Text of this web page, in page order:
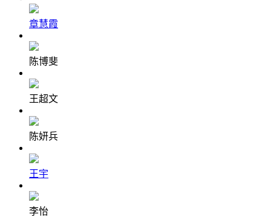
章慧霞
陈博斐
王超文
陈妍兵
王宇
李怡